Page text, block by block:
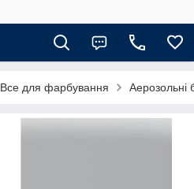
Все для фарбування Аерозольні